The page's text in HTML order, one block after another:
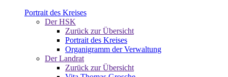
Portrait des Kreises
Der HSK
Zurück zur Übersicht
Portrait des Kreises
Organigramm der Verwaltung
Der Landrat
Zurück zur Übersicht